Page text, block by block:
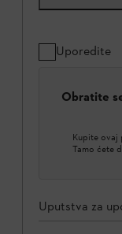
Uporedite
Obratite
Kupite ovaj
Tamo ćete
Uputstva za